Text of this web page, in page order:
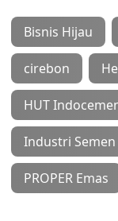
Bisnis Hijau
cirebon
HUT
Industri Semen
PROPER Emas